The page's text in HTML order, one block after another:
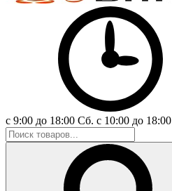
с 9:00 до 18:00 Сб. с 10:00 до 18:00